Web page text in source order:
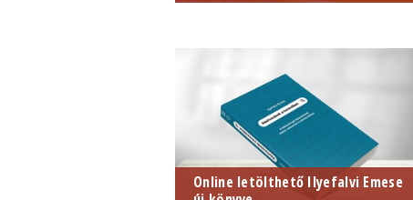
Online letölthető Ilyefalvi Emese